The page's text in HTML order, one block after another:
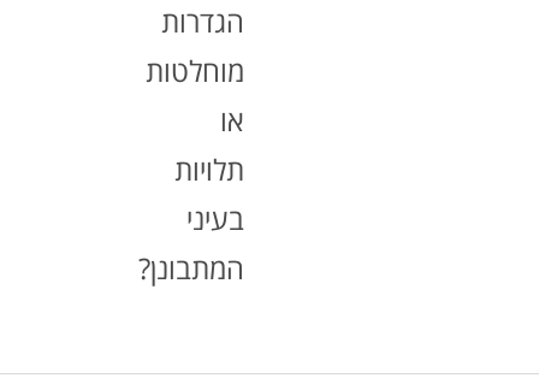
הגדרות
מוחלטות
או
תלויות
בעיני
המתבונן?